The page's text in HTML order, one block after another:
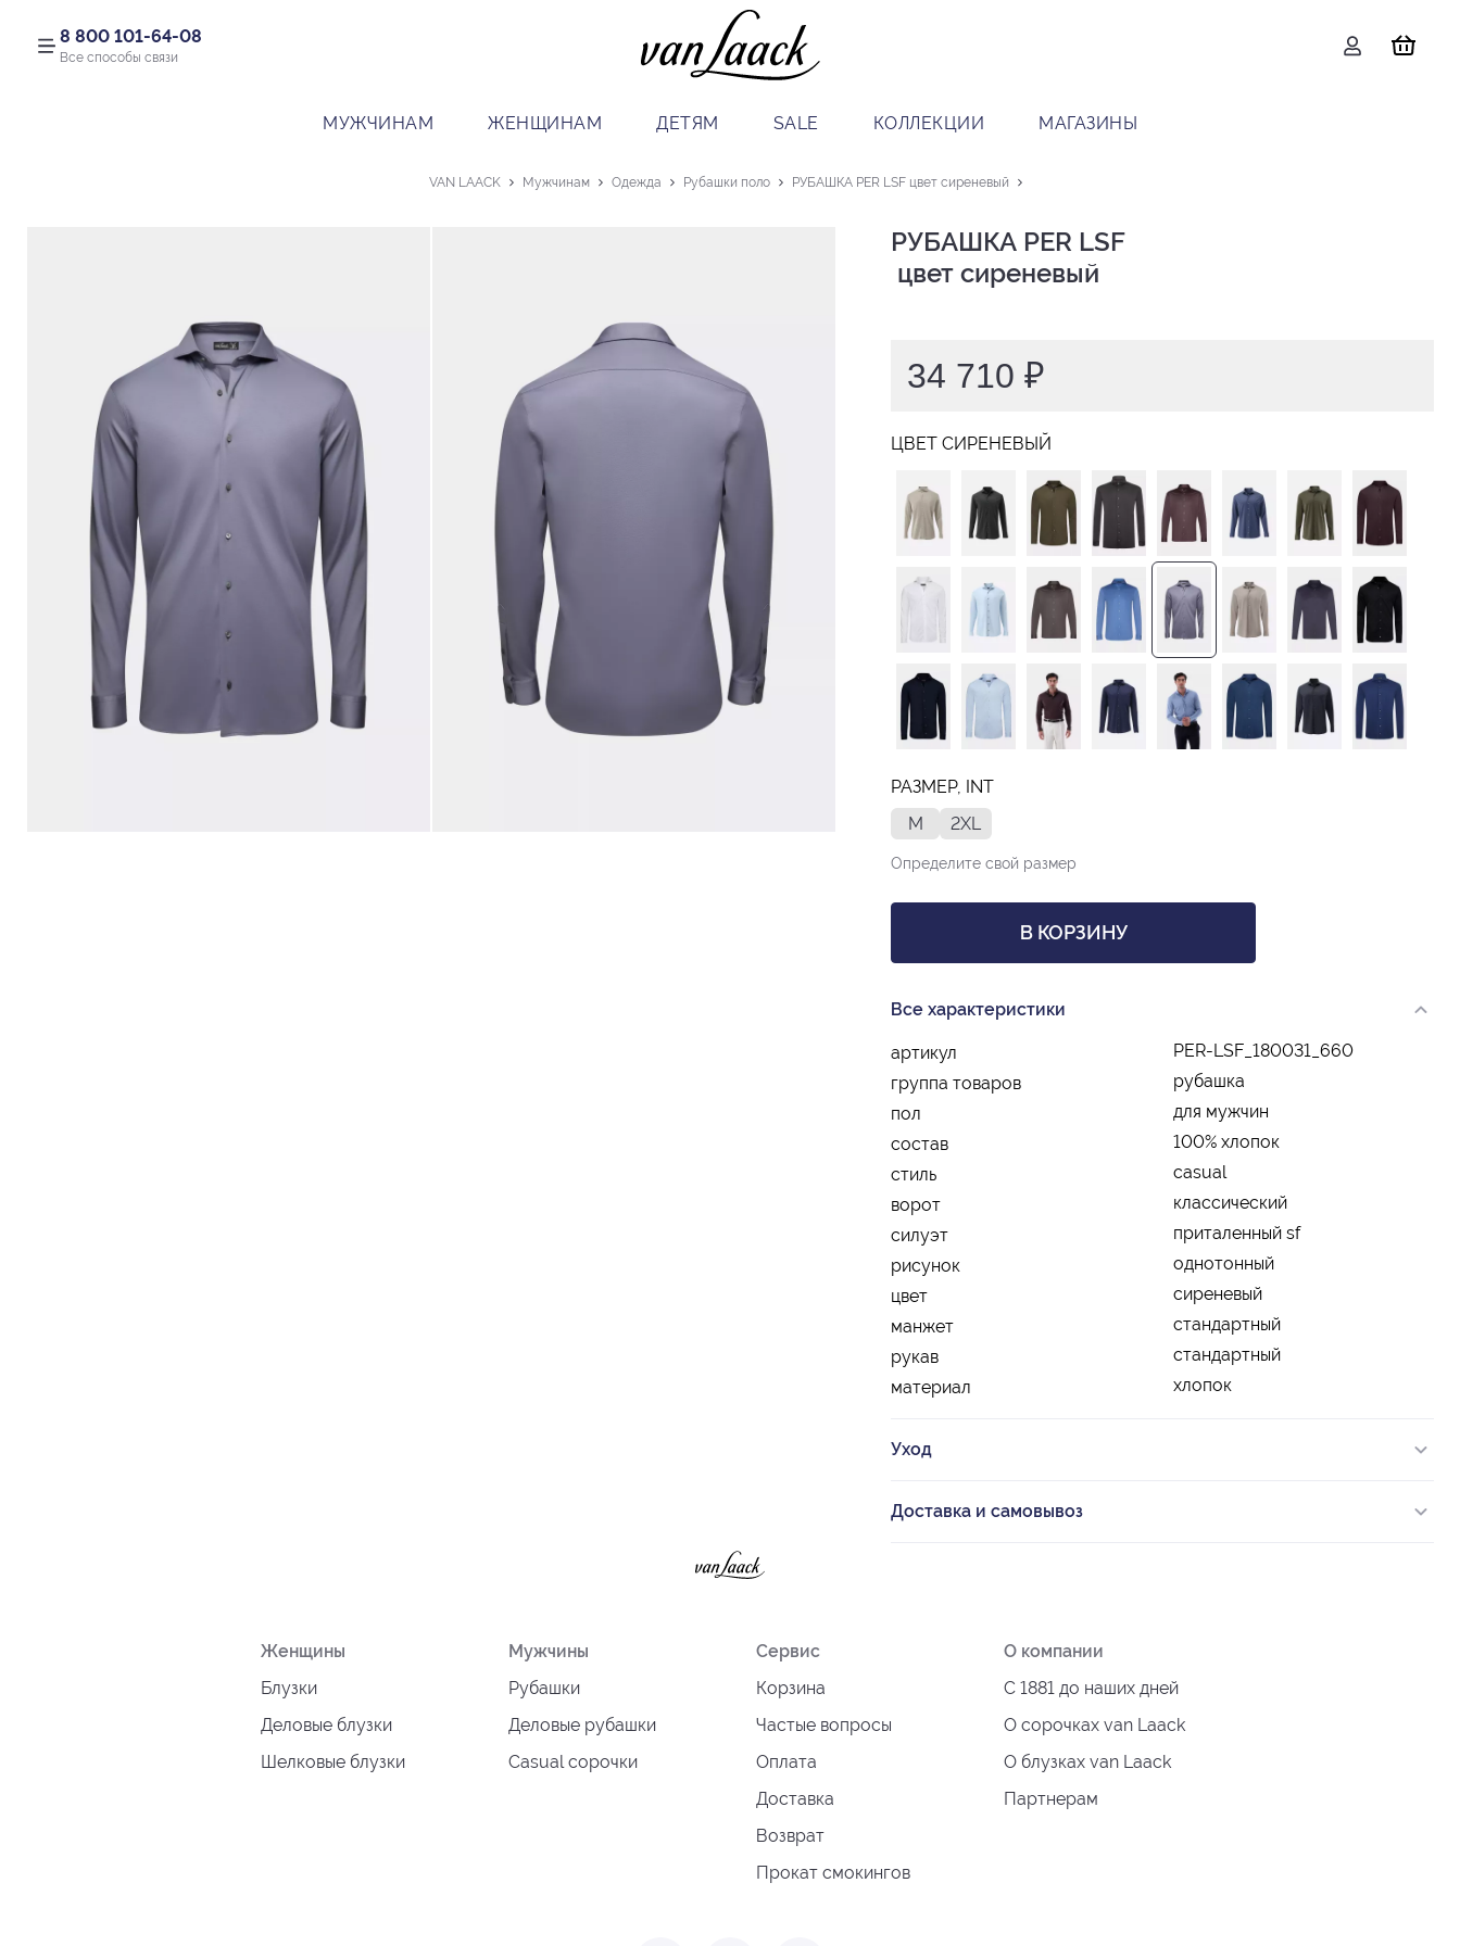
8 800 101-64-08
Все способы связи
МУЖЧИНАМ ЖЕНЩИНАМ ДЕТЯМ SALE КОЛЛЕКЦИИ МАГАЗИНЫ
VAN LAACK Мужчинам Одежда Рубашки поло РУБАШКА PER LSF цвет сиреневый
РУБАШКА PER LSF
цвет сиреневый
34 710 ₽
ЦВЕТ СИРЕНЕВЫЙ
РАЗМЕР, INT
M
2XL
Определите свой размер
В КОРЗИНУ
Все характеристики
артикул
PER-LSF_180031_660
группа товаров
рубашка
пол
для мужчин
состав
100% хлопок
стиль
casual
ворот
классический
силуэт
приталенный sf
рисунок
однотонный
цвет
сиреневый
манжет
стандартный
рукав
стандартный
материал
хлопок
Уход
Доставка и самовывоз
Женщины
Блузки
Деловые блузки
Шелковые блузки
Мужчины
Рубашки
Деловые рубашки
Casual сорочки
Сервис
Корзина
Частые вопросы
Оплата
Доставка
Возврат
Прокат смокингов
О компании
С 1881 до наших дней
О сорочках van Laack
О блузках van Laack
Партнерам